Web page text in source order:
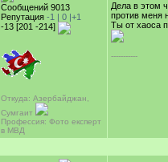
Сообщений 9013
Репутация -1 | 0 |+1
-13 [201 -214]
Откуда: Азербайджан,
Сумгаит
Профессия: Фото експерт
в МВД
Дела в этом
против меня
Ты от хаоса
-----------